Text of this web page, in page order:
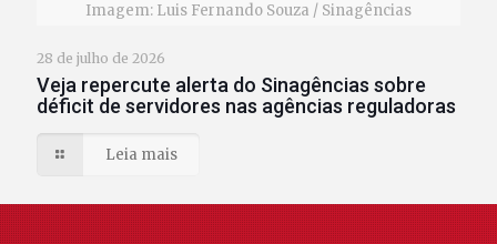
Imagem: Luis Fernando Souza / Sinagências
28 de julho de 2026
Veja repercute alerta do Sinagências sobre
déficit de servidores nas agências reguladoras
Leia mais